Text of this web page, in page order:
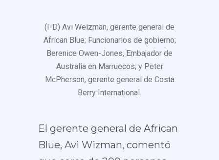
(I-D) Avi Weizman, gerente general de
African Blue; Funcionarios de gobierno;
Berenice Owen-Jones, Embajador de
Australia en Marruecos; y Peter
McPherson, gerente general de Costa
Berry International.
El gerente general de African
Blue, Avi Wizman, comentó